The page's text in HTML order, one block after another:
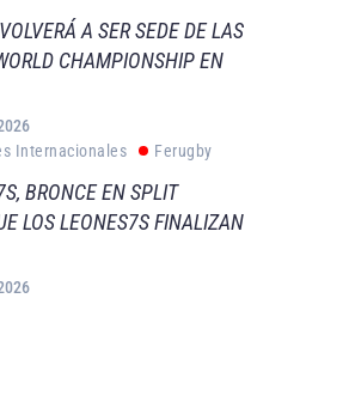
A SER SEDE DE LAS
CHAMPIONSHIP EN
Internacionales
Ferugby
BRONCE EN SPLIT
LOS LEONES7S FINALIZAN